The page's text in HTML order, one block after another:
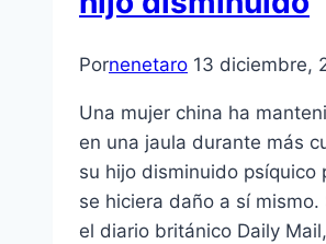
Pornenetaro 13 diciembre,
Una mujer china ha
en una jaula durante más
su hijo disminuido psíquico
se hiciera daño a sí mismo.
el diario británico Daily